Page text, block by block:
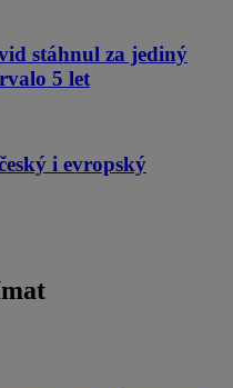
stáhnul za jediný
5 let
i evropský